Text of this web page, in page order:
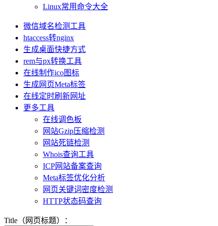
Linux常用命令大全
微信域名检测工具
htaccess转nginx
生成桌面快捷方式
rem与px转换工具
在线制作ico图标
生成网页Meta标签
在线定时刷新网址
更多工具
在线调色板
网站Gzip压缩检测
网站死链检测
Whois查询工具
ICP网站备案查询
Meta标签优化分析
网页关键词密度检测
HTTP状态码查询
Title（网页标题）：